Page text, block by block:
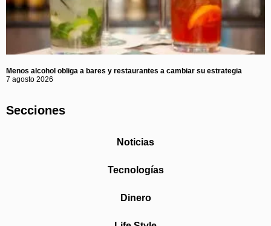
Menos alcohol obliga a bares y restaurantes a cambiar su estrategia
7 agosto 2026
Secciones
Noticias
Tecnologías
Dinero